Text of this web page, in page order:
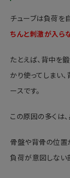
チューブは負荷を
ちんと刺激が入ら
たとえば、背中を
かり使ってしまい
ースです。
この原因の多くは、
骨盤や背骨の位置
負荷が意図しない